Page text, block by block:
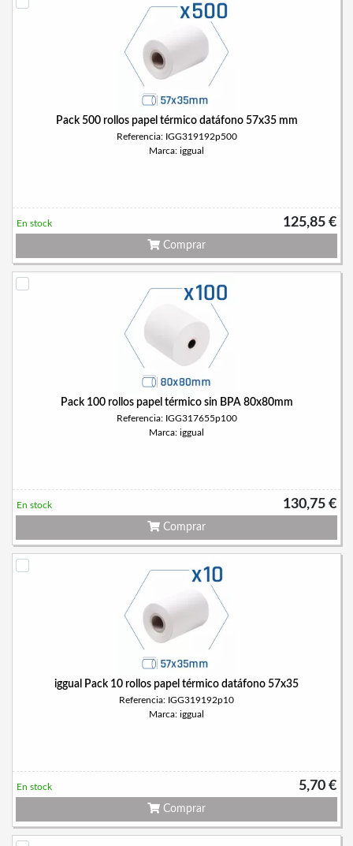
Pack 500 rollos papel térmico datáfono 57x35 mm
Referencia: IGG319192p500
Marca: iggual
125,85 €
En stock
Comprar
Pack 100 rollos papel térmico sin BPA 80x80mm
Referencia: IGG317655p100
Marca: iggual
130,75 €
En stock
Comprar
iggual Pack 10 rollos papel térmico datáfono 57x35
Referencia: IGG319192p10
Marca: iggual
5,70 €
En stock
Comprar